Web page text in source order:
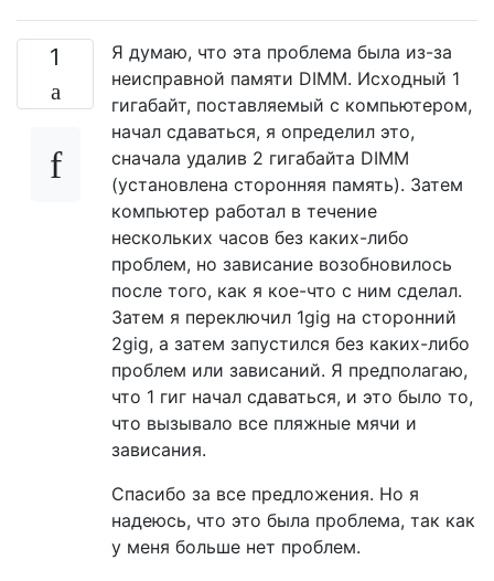
1
Я думаю, что эта проблема была из-за
неисправной памяти DIMM. Исходный 1
гигабайт, поставляемый с компьютером,
начал сдаваться, я определил это,
сначала удалив 2 гигабайта DIMM
(установлена ​​сторонняя память). Затем
компьютер работал в течение
нескольких часов без каких-либо
проблем, но зависание возобновилось
после того, как я кое-что с ним сделал.
Затем я переключил 1gig на сторонний
2gig, а затем запустился без каких-либо
проблем или зависаний. Я предполагаю,
что 1 гиг начал сдаваться, и это было то,
что вызывало все пляжные мячи и
зависания.
Спасибо за все предложения. Но я
надеюсь, что это была проблема, так как
у меня больше нет проблем.